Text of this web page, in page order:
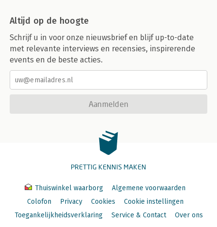
Altijd op de hoogte
Schrijf u in voor onze nieuwsbrief en blijf up-to-date
met relevante interviews en recensies, inspirerende
events en de beste acties.
Aanmelden
PRETTIG KENNIS MAKEN
Thuiswinkel waarborg
Algemene voorwaarden
Colofon
Privacy Cookies
Cookie instellingen
Toegankelijkheidsverklaring
Service & Contact Over ons